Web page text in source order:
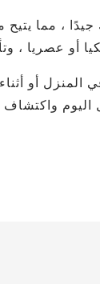
، مما
المنزل أو
اليوم